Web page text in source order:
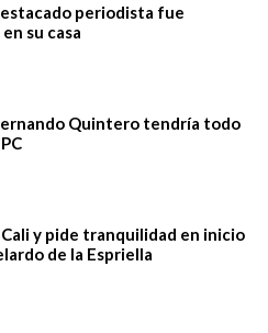
periodista fue
su casa
Quintero tendría todo
y pide tranquilidad en inicio
de la Espriella